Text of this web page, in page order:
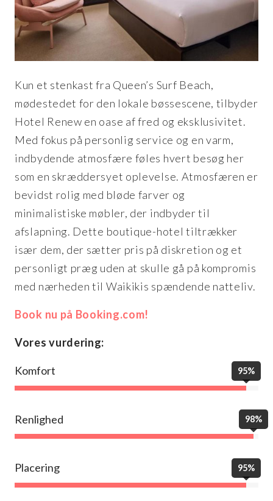
Kun et stenkast fra Queen’s Surf Beach,
mødestedet for den lokale bøssescene, tilbyder
Hotel Renew en oase af fred og eksklusivitet.
Med fokus på personlig service og en varm,
indbydende atmosfære føles hvert besøg her
som en skræddersyet oplevelse. Atmosfæren er
bevidst rolig med bløde farver og
minimalistiske møbler, der indbyder til
afslapning. Dette boutique-hotel tiltrækker
især dem, der sætter pris på diskretion og et
personligt præg uden at skulle gå på kompromis
med nærheden til Waikikis spændende natteliv.
Book nu på Booking.com!
Vores vurdering:
Komfort 95%
Renlighed 98%
Placering 95%